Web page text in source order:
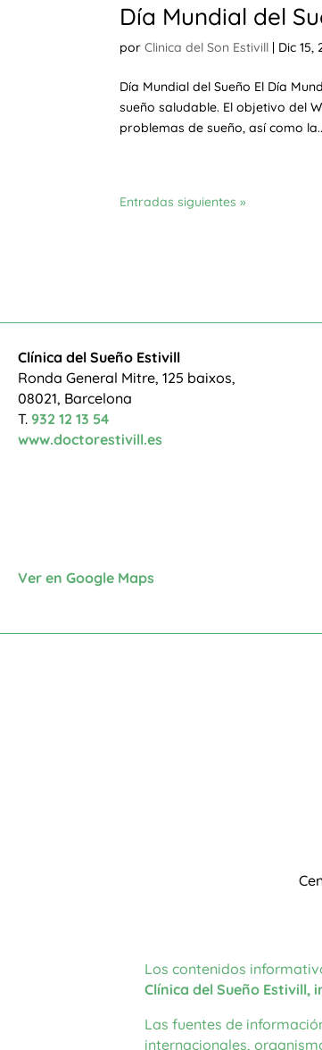
Día Mundial del
porClinica del Son Estivill | Dic 15,
Día Mundial del Sueño El Día
sueño saludable. El objetivo del
problemas de sueño, así como
Entradas siguientes »
Clínica del Sueño Estivill
Ronda General Mitre, 125 baixos,
08021, Barcelona
T. 932 12 13 54
www.doctorestivill.es
Ver en Google Maps
Los contenidos
Clínica del Sueño
Las fuentes de
internacionales,